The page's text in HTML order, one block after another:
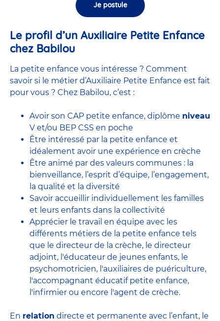
Je postule
Le profil d’un Auxiliaire Petite Enfance
chez Babilou
La petite enfance vous intéresse ? Comment
savoir si le métier d’Auxiliaire Petite Enfance est fait
pour vous ? Chez Babilou, c’est :
Avoir son CAP petite enfance, diplôme niveau
V et/ou BEP CSS en poche
Être intéressé par la petite enfance et
idéalement avoir une expérience en crèche
Être animé par des valeurs communes : la
bienveillance, l’esprit d’équipe, l’engagement,
la qualité et la diversité
Savoir accueillir individuellement les familles
et leurs enfants dans la collectivité
Apprécier le travail en équipe avec les
différents métiers de la petite enfance tels
que le directeur de la crèche, le directeur
adjoint, l'éducateur de jeunes enfants, le
psychomotricien, l'auxiliaires de puériculture,
l'accompagnant éducatif petite enfance,
l'infirmier ou encore l'agent de crèche.
En relation directe et permanente avec l’enfant, le